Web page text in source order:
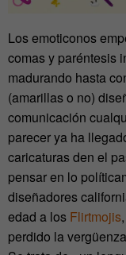
Los emoticonos
comas y paréntesis
madurando hasta
(amarillas o no)
comunicación
parecer ya ha
caricaturas den el
pensar en lo
diseñadores
edad a los Flirtmojis
perdido la